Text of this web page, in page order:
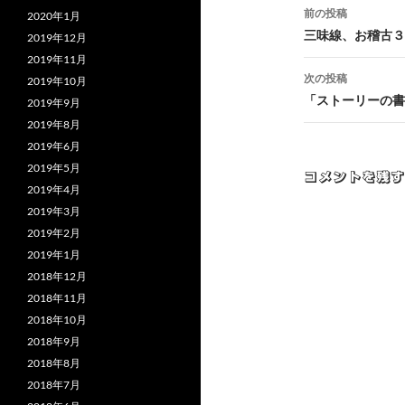
投
稿
ナ
ビ
前の投稿
三味線、お稽古
次の投稿
「ストーリーの
コメントを残す
2020年1月
2019年12月
2019年11月
2019年10月
2019年9月
2019年8月
2019年6月
2019年5月
2019年4月
2019年3月
2019年2月
2019年1月
2018年12月
2018年11月
2018年10月
2018年9月
2018年8月
2018年7月